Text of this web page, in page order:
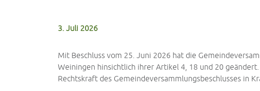
3. Juli 2026
Mit Beschluss vom 25. Juni 2026 hat die
Weiningen hinsichtlich ihrer Artikel 4, 18 und 20
Rechtskraft des Gemeindeversammlungsbeschlusses in